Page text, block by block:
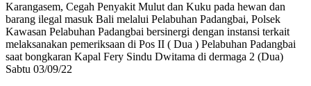
Karangasem, Cegah Penyakit Mulut dan Kuku pada hewan dan
barang ilegal masuk Bali melalui Pelabuhan Padangbai, Polsek
Kawasan Pelabuhan Padangbai bersinergi dengan instansi terkait
melaksanakan pemeriksaan di Pos II ( Dua ) Pelabuhan Padangbai
saat bongkaran Kapal Fery Sindu Dwitama di dermaga 2 (Dua)
Sabtu 03/09/22